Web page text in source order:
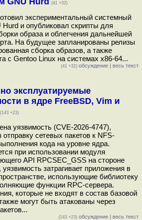
(41 +32)
экспериментальный системный
и опубликовал скрипты для
образа и облегчения дальнейшей
На будущее запланированы релизы
сборка образов, а также
с Gentoo Linux на системах x86-64...
(41 +32) обсуждение | весь текст
эксплуатируемые
в ядре FreeBSD, Vim и
(143 +23)
уязвимость (CVE-2026-4747),
сетевых пакетов к NFS-
кода на уровне ядра.
при использовании модуля
API RPCSEC_GSS на стороне
затрагивает приложения в
использующие библиотеку
функции RPC-сервера.
которые не входят в состав базовой
могут быть атакованы через
(143 +23) обсуждение | весь текст